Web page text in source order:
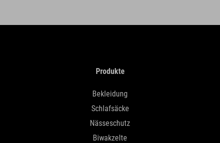
Produkte
Bekleidung
Schlafsäcke
Nässeschutz
Biwakzelte